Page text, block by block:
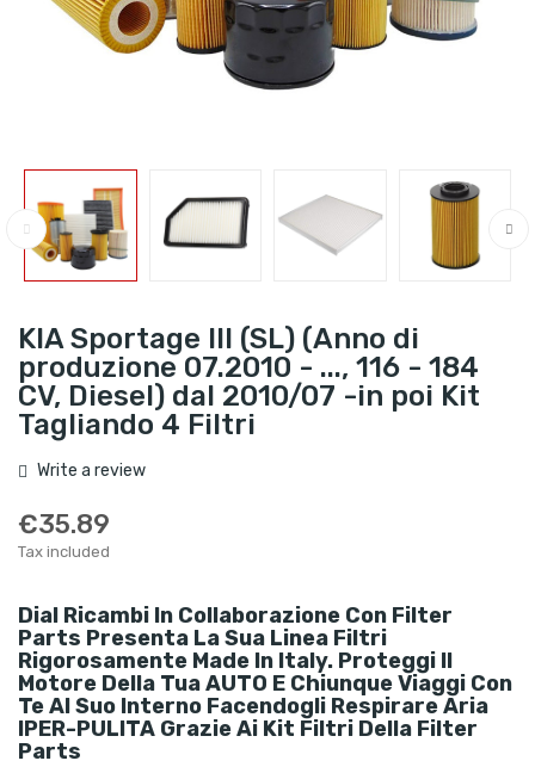
KIA Sportage III (SL) (Anno di
produzione 07.2010 - ..., 116 - 184
CV, Diesel) dal 2010/07 -in poi Kit
Tagliando 4 Filtri
Write a review
€35.89
Tax included
Dial Ricambi In Collaborazione Con Filter
Parts Presenta La Sua Linea Filtri
Rigorosamente Made In Italy. Proteggi Il
Motore Della TuaAUTO E Chiunque Viaggi Con
Te Al Suo Interno Facendogli Respirare Aria
IPER-PULITA Grazie Ai Kit Filtri Della Filter
Parts